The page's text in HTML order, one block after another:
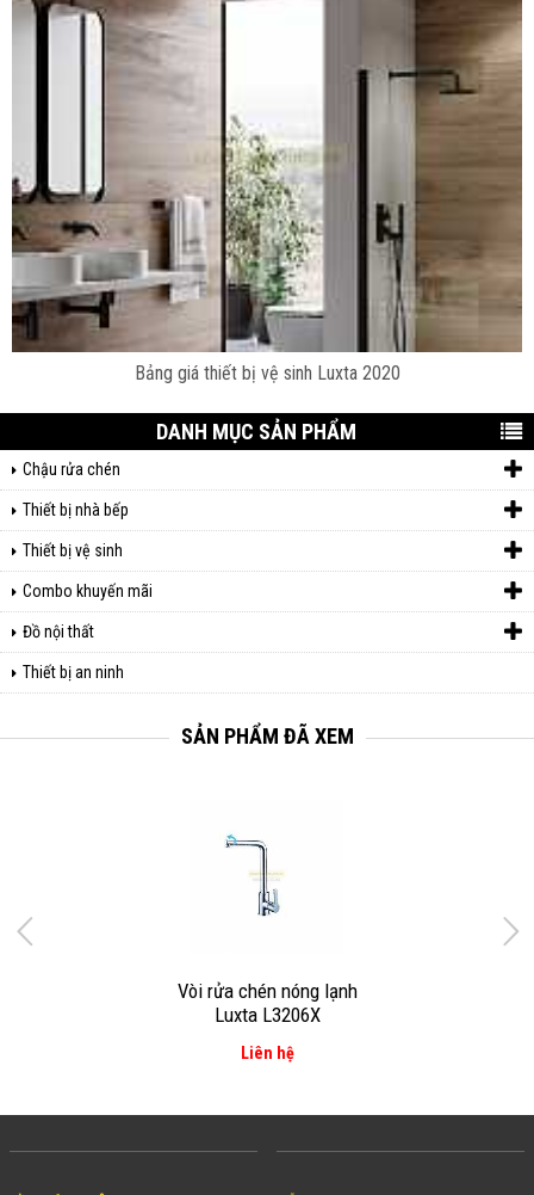
Bảng giá thiết bị vệ sinh Luxta 2020
DANH MỤC SẢN PHẨM
Chậu rửa chén
Thiết bị nhà bếp
Thiết bị vệ sinh
Combo khuyến mãi
Đồ nội thất
Thiết bị an ninh
SẢN PHẨM ĐÃ XEM
Vòi rửa chén nóng lạnh
Luxta L3206X
Liên hệ